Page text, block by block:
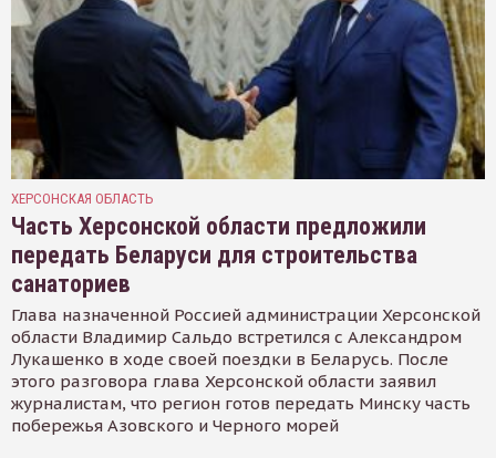
ХЕРСОНСКАЯ ОБЛАСТЬ
Часть Херсонской области предложили
передать Беларуси для строительства
санаториев
Глава назначенной Россией администрации Херсонской
области Владимир Сальдо встретился с Александром
Лукашенко в ходе своей поездки в Беларусь. После
этого разговора глава Херсонской области заявил
журналистам, что регион готов передать Минску часть
побережья Азовского и Черного морей